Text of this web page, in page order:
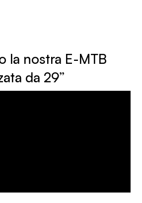
la nostra E-MTB
da 29”